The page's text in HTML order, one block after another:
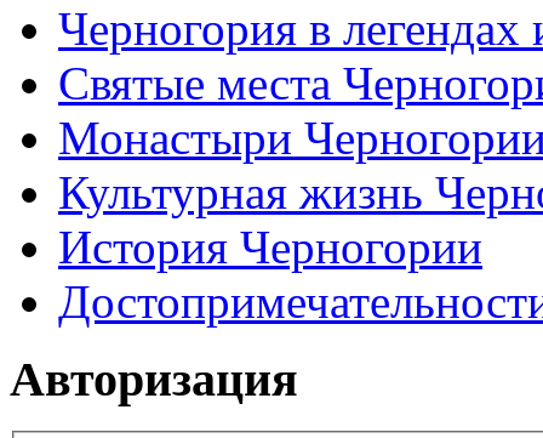
Черногория в легендах
Святые места
Монастыри
Культурная жизнь
История Черногории
Авторизация